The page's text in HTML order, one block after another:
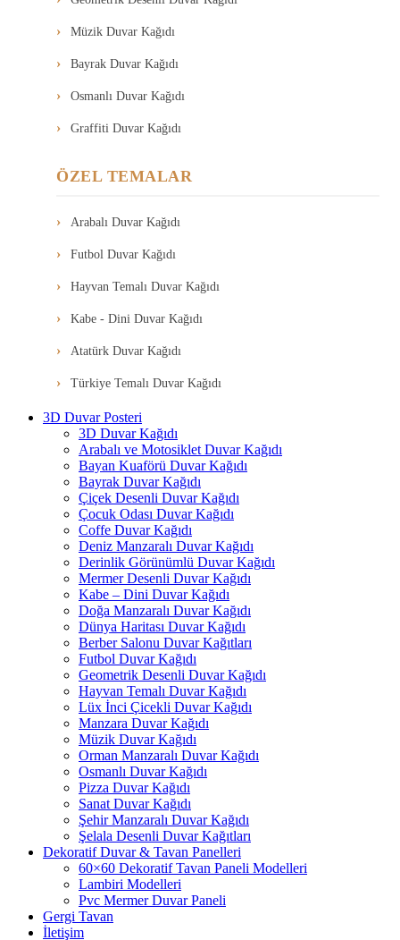
Müzik Duvar Kağıdı
Bayrak Duvar Kağıdı
Osmanlı Duvar Kağıdı
Graffiti Duvar Kağıdı
ÖZEL TEMALAR
Arabalı Duvar Kağıdı
Futbol Duvar Kağıdı
Hayvan Temalı Duvar Kağıdı
Kabe - Dini Duvar Kağıdı
Atatürk Duvar Kağıdı
Türkiye Temalı Duvar Kağıdı
3D Duvar Posteri
3D Duvar Kağıdı
Arabalı ve Motosiklet Duvar Kağıdı
Bayan Kuaförü Duvar Kağıdı
Bayrak Duvar Kağıdı
Çiçek Desenli Duvar Kağıdı
Çocuk Odası Duvar Kağıdı
Coffe Duvar Kağıdı
Deniz Manzaralı Duvar Kağıdı
Derinlik Görünümlü Duvar Kağıdı
Mermer Desenli Duvar Kağıdı
Kabe – Dini Duvar Kağıdı
Doğa Manzaralı Duvar Kağıdı
Dünya Haritası Duvar Kağıdı
Berber Salonu Duvar Kağıtları
Futbol Duvar Kağıdı
Geometrik Desenli Duvar Kağıdı
Hayvan Temalı Duvar Kağıdı
Lüx İnci Çicekli Duvar Kağıdı
Manzara Duvar Kağıdı
Müzik Duvar Kağıdı
Orman Manzaralı Duvar Kağıdı
Osmanlı Duvar Kağıdı
Pizza Duvar Kağıdı
Sanat Duvar Kağıdı
Şehir Manzaralı Duvar Kağıdı
Şelala Desenli Duvar Kağıtları
Dekoratif Duvar & Tavan Panelleri
60×60 Dekoratif Tavan Paneli Modelleri
Lambiri Modelleri
Pvc Mermer Duvar Paneli
Gergi Tavan
İletişim